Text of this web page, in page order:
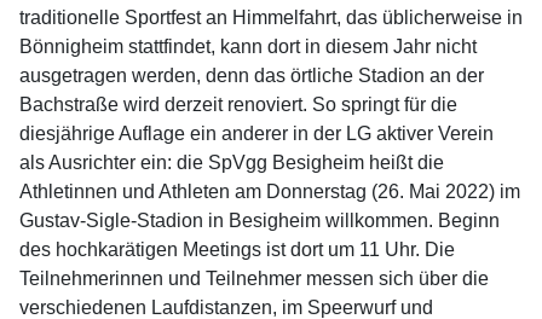
traditionelle Sportfest an Himmelfahrt, das üblicherweise in
Bönnigheim stattfindet, kann dort in diesem Jahr nicht
ausgetragen werden, denn das örtliche Stadion an der
Bachstraße wird derzeit renoviert. So springt für die
diesjährige Auflage ein anderer in der LG aktiver Verein
als Ausrichter ein: die SpVgg Besigheim heißt die
Athletinnen und Athleten am Donnerstag (26. Mai 2022) im
Gustav-Sigle-Stadion in Besigheim willkommen. Beginn
des hochkarätigen Meetings ist dort um 11 Uhr. Die
Teilnehmerinnen und Teilnehmer messen sich über die
verschiedenen Laufdistanzen, im Speerwurf und